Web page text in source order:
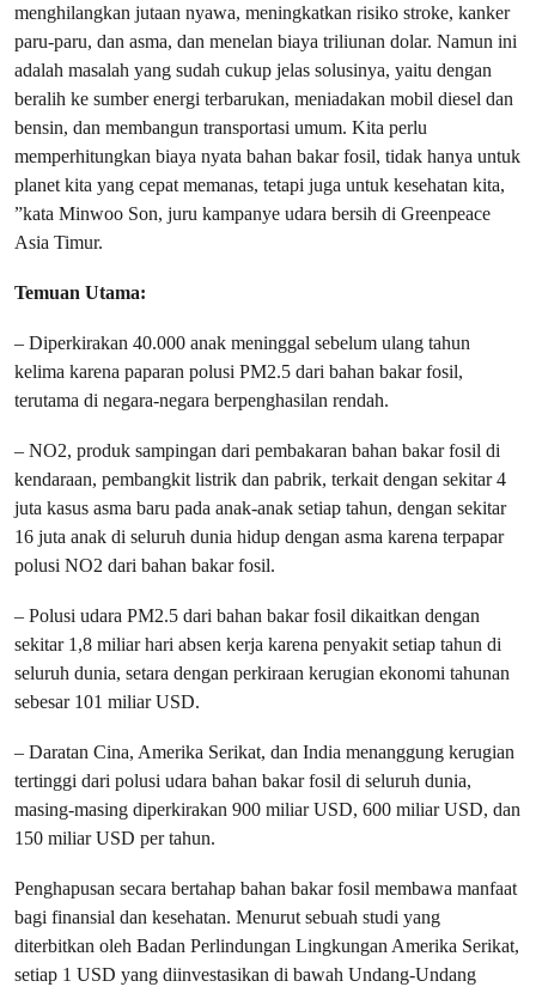
menghilangkan jutaan nyawa, meningkatkan risiko stroke, kanker
paru-paru, dan asma, dan menelan biaya triliunan dolar. Namun ini
adalah masalah yang sudah cukup jelas solusinya, yaitu dengan
beralih ke sumber energi terbarukan, meniadakan mobil diesel dan
bensin, dan membangun transportasi umum. Kita perlu
memperhitungkan biaya nyata bahan bakar fosil, tidak hanya untuk
planet kita yang cepat memanas, tetapi juga untuk kesehatan kita,
”kata Minwoo Son, juru kampanye udara bersih di Greenpeace
Asia Timur.
Temuan Utama:
– Diperkirakan 40.000 anak meninggal sebelum ulang tahun
kelima karena paparan polusi PM2.5 dari bahan bakar fosil,
terutama di negara-negara berpenghasilan rendah.
– NO2, produk sampingan dari pembakaran bahan bakar fosil di
kendaraan, pembangkit listrik dan pabrik, terkait dengan sekitar 4
juta kasus asma baru pada anak-anak setiap tahun, dengan sekitar
16 juta anak di seluruh dunia hidup dengan asma karena terpapar
polusi NO2 dari bahan bakar fosil.
– Polusi udara PM2.5 dari bahan bakar fosil dikaitkan dengan
sekitar 1,8 miliar hari absen kerja karena penyakit setiap tahun di
seluruh dunia, setara dengan perkiraan kerugian ekonomi tahunan
sebesar 101 miliar USD.
– Daratan Cina, Amerika Serikat, dan India menanggung kerugian
tertinggi dari polusi udara bahan bakar fosil di seluruh dunia,
masing-masing diperkirakan 900 miliar USD, 600 miliar USD, dan
150 miliar USD per tahun.
Penghapusan secara bertahap bahan bakar fosil membawa manfaat
bagi finansial dan kesehatan. Menurut sebuah studi yang
diterbitkan oleh Badan Perlindungan Lingkungan Amerika Serikat,
setiap 1 USD yang diinvestasikan di bawah Undang-Undang